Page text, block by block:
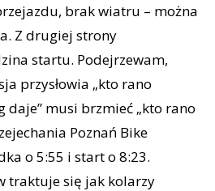
brak wiatru – można
Z drugiej strony
startu. Podejrzewam,
przysłowia „kto rano
daje” musi brzmieć „kto rano
Poznań Bike
o 5:55 i start o 8:23.
traktuje się jak kolarzy